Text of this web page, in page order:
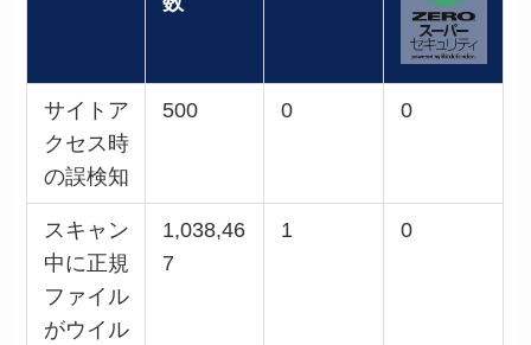
サイトア
クセス時
の誤検知
500 0 0
スキャン
中に正規
ファイル
がウイル
1,038,46
7
1 0